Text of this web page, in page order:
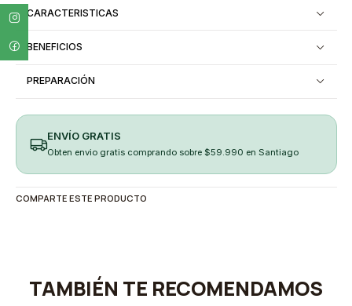
CARACTERISTICAS
BENEFICIOS
PREPARACIÓN
ENVÍO GRATIS
Obten envio gratis comprando sobre $59.990 en Santiago
COMPARTE ESTE PRODUCTO
TAMBIÉN TE RECOMENDAMOS